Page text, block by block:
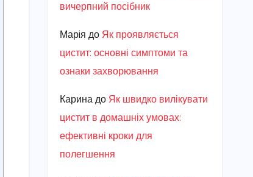
вичерпний посібник
Марiя до Як проявляється
цистит: основні симптоми та
ознаки захворювання
Каринадо Як швидко вилікувати
цистит в домашніх умовах:
ефективні кроки для
полегшення